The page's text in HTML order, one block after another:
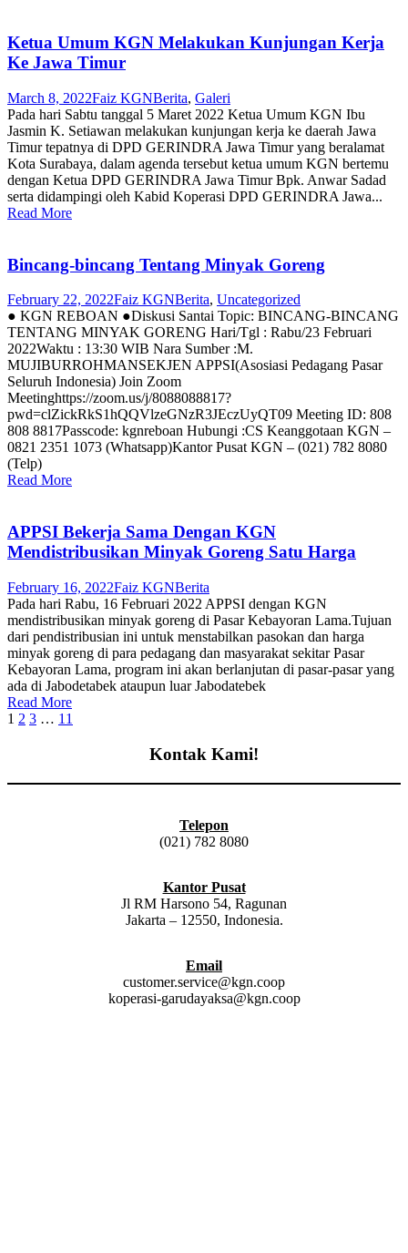
Ketua Umum KGN Melakukan Kunjungan Kerja
Ke Jawa Timur
March 8, 2022Faiz KGNBerita, Galeri
Pada hari Sabtu tanggal 5 Maret 2022 Ketua Umum KGN Ibu
Jasmin K. Setiawan melakukan kunjungan kerja ke daerah Jawa
Timur tepatnya di DPD GERINDRA Jawa Timur yang beralamat
Kota Surabaya, dalam agenda tersebut ketua umum KGN bertemu
dengan Ketua DPD GERINDRA Jawa Timur Bpk. Anwar Sadad
serta didampingi oleh Kabid Koperasi DPD GERINDRA Jawa...
Read More
Bincang-bincang Tentang Minyak Goreng
February 22, 2022Faiz KGNBerita, Uncategorized
● KGN REBOAN ●Diskusi Santai Topic: BINCANG-BINCANG
TENTANG MINYAK GORENG Hari/Tgl : Rabu/23 Februari
2022Waktu : 13:30 WIB Nara Sumber :M.
MUJIBURROHMANSEKJEN APPSI(Asosiasi Pedagang Pasar
Seluruh Indonesia) Join Zoom
Meetinghttps://zoom.us/j/8088088817?
pwd=clZickRkS1hQQVlzeGNzR3JEczUyQT09 Meeting ID: 808
808 8817Passcode: kgnreboan Hubungi :CS Keanggotaan KGN –
0821 2351 1073 (Whatsapp)Kantor Pusat KGN – (021) 782 8080
(Telp)
Read More
APPSI Bekerja Sama Dengan KGN
Mendistribusikan Minyak Goreng Satu Harga
February 16, 2022Faiz KGNBerita
Pada hari Rabu, 16 Februari 2022 APPSI dengan KGN
mendistribusikan minyak goreng di Pasar Kebayoran Lama.Tujuan
dari pendistribusian ini untuk menstabilkan pasokan dan harga
minyak goreng di para pedagang dan masyarakat sekitar Pasar
Kebayoran Lama, program ini akan berlanjutan di pasar-pasar yang
ada di Jabodetabek ataupun luar Jabodatebek
Read More
1 2 3 … 11
Kontak Kami!
Telepon
(021) 782 8080
Kantor Pusat
Jl RM Harsono 54, Ragunan
Jakarta – 12550, Indonesia.
Email
customer.service@kgn.coop
koperasi-garudayaksa@kgn.coop